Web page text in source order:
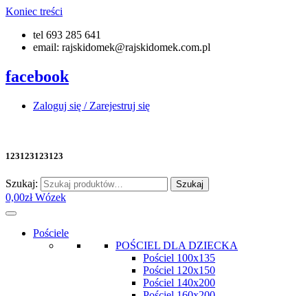
Koniec treści
tel 693 285 641
email: rajskidomek@rajskidomek.com.pl
facebook
Zaloguj się / Zarejestruj się
123123123123
Szukaj: Szukaj
0,00zł Wózek
Pościele
POŚCIEL DLA DZIECKA
Pościel 100x135
Pościel 120x150
Pościel 140x200